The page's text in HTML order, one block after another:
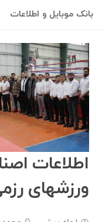
بانک موبایل و اطلاعات
اطلاعات
ورزشهای